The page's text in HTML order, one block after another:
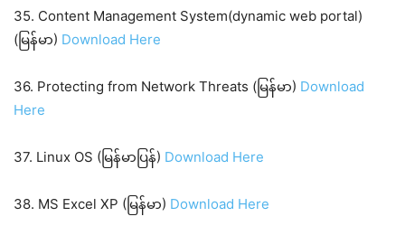
35. Content Management System(dynamic web portal)
(မြန်မာ) Download Here
36. Protecting from Network Threats (မြန်မာ) Download
Here
37. Linux OS (မြန်မာပြန်) Download Here
38. MS Excel XP (မြန်မာ) Download Here